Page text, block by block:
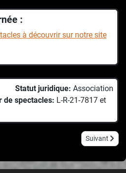
:
à découvrir sur notre site
Statut juridique: Association
de spectacles: L-R-21-7817 et
Pour Soi Article
Suivant